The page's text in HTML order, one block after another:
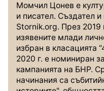
Момчил Цонев е
и писател. Създател
Stornik.org. През 2019
изявените млади
избран в класацията
2020 г. е номиниран
кампанията на БНР.
начинания са